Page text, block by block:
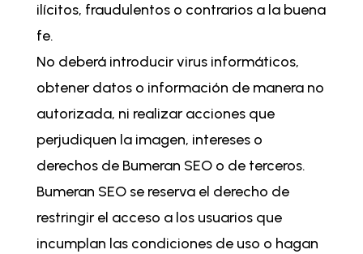
ilícitos, fraudulentos o contrarios a la buena
fe.
No deberá introducir virus informáticos,
obtener datos o información de manera no
autorizada, ni realizar acciones que
perjudiquen la imagen, intereses o
derechos de Bumeran SEO o de terceros.
Bumeran SEO se reserva el derecho de
restringir el acceso a los usuarios que
incumplan las condiciones de uso o hagan